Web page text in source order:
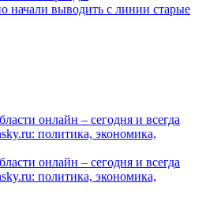
начали выводить с линии старые